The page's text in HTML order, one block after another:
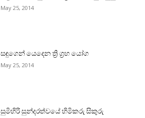
May 25, 2014
සඳුගෙන් යෙදෙන ත්‍රි ග්‍රහ යෝග
May 25, 2014
සුමිහිරි සුන්දරත්වයේ හිමිකරු සිකුරු